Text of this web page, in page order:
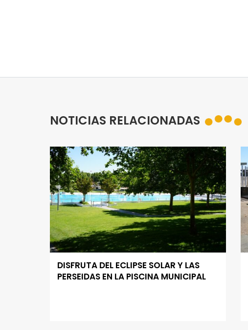
NOTICIAS RELACIONADAS
DISFRUTA DEL ECLIPSE SOLAR Y LAS
PERSEIDAS EN LA PISCINA MUNICIPAL